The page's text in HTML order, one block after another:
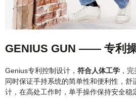
GENIUS GUN —— 专利
Genius专利控制设计， 符合人体工学 ，
同时保证手持系统的简单性和便利性，舒
计，在高处工作时，单手操作保持安全稳